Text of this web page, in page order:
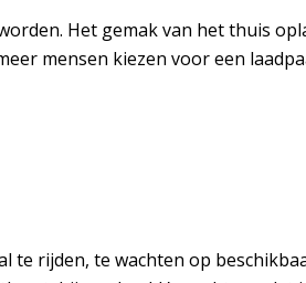
Het gemak van het thuis
mensen kiezen voor een
te rijden, te wachten op